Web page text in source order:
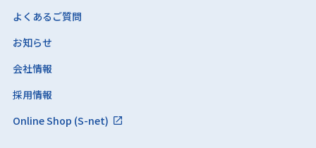
よくあるご質問
お知らせ
会社情報
採用情報
Online Shop (S-net)